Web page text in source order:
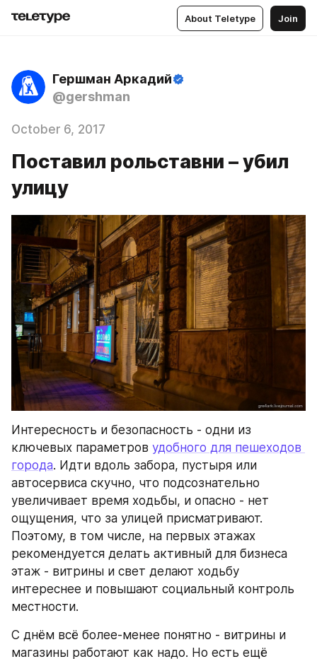
About Teletype Join
Гершман Аркадий
@gershman
October 6, 2017
Поставил рольставни – убил
улицу
Интересность и безопасность - одни из
ключевых параметров удобного для пешеходов
города. Идти вдоль забора, пустыря или
автосервиса скучно, что подсознательно
увеличивает время ходьбы, и опасно - нет
ощущения, что за улицей присматривают.
Поэтому, в том числе, на первых этажах
рекомендуется делать активный для бизнеса
этаж - витрины и свет делают ходьбу
интереснее и повышают социальный контроль
местности.
С днём всё более-менее понятно - витрины и
магазины работают как надо. Но есть ещё